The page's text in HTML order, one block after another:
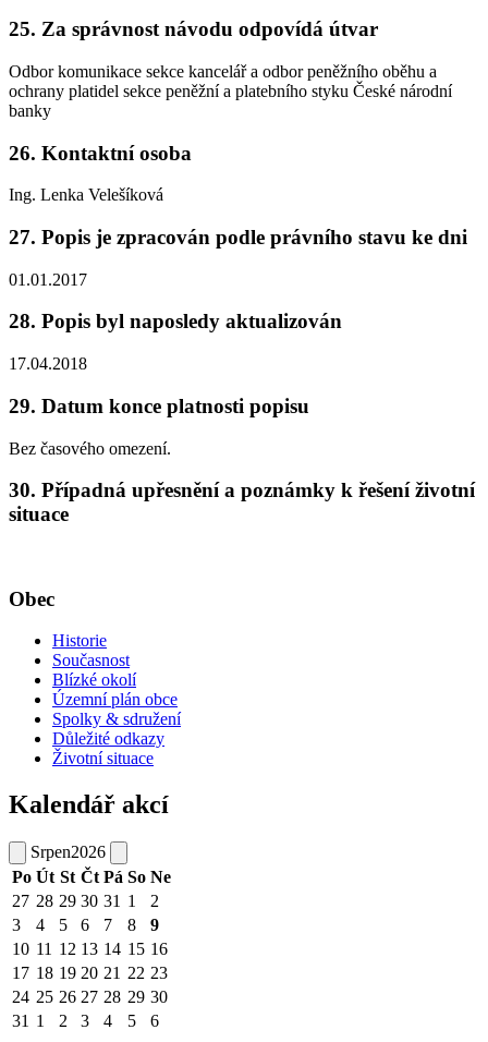
25. Za správnost návodu odpovídá útvar
Odbor komunikace sekce kancelář a odbor peněžního oběhu a
ochrany platidel sekce peněžní a platebního styku České národní
banky
26. Kontaktní osoba
Ing. Lenka Velešíková
27. Popis je zpracován podle právního stavu ke dni
01.01.2017
28. Popis byl naposledy aktualizován
17.04.2018
29. Datum konce platnosti popisu
Bez časového omezení.
30. Případná upřesnění a poznámky k řešení životní
situace
Obec
Historie
Současnost
Blízké okolí
Územní plán obce
Spolky & sdružení
Důležité odkazy
Životní situace
Kalendář akcí
Srpen2026
Po Út St Čt Pá So Ne
27 28 29 30 31 1
2
3
4 5 6 7 8
9
10 11 12 13 14 15 16
17 18 19 20 21 22 23
24 25 26 27 28 29 30
31 1 2 3 4 5 6